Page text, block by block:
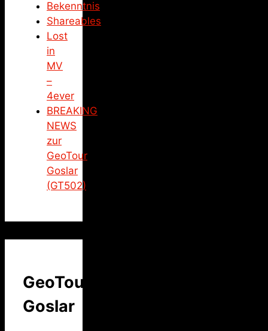
Bekenntnis
Shareables
Lost
in
MV
–
4ever
BREAKING
NEWS
zur
GeoTour
Goslar
(GT502)
GeoTour
Goslar